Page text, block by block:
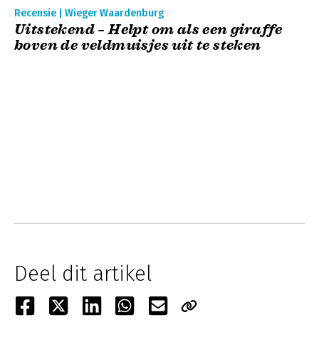
Recensie | Wieger Waardenburg
Uitstekend – Helpt om als een giraffe
boven de veldmuisjes uit te steken
Deel dit artikel